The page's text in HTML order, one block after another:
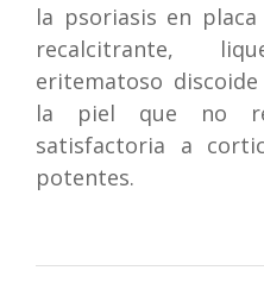
la psoriasis en placa
recalcitrante,
eritematoso
la piel que no
satisfactoria a
potentes.